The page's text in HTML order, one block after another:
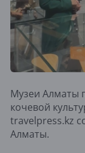
Музеи Алматы
кочевой
travelpress.kz
Алматы.